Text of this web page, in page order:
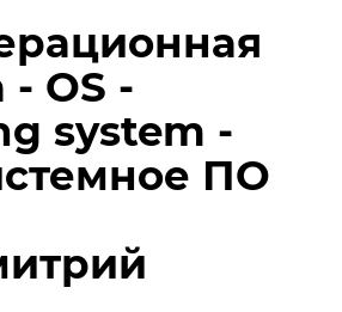
- OS -
system -
ПО